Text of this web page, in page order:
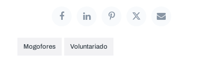
Mogofores Voluntariado